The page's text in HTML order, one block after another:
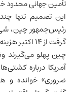
تأمین جهانی محدود
این تصمیم تنها
رئیس‌جمهور چین،
گرفت از ۱۴
چین پهلو می‌گیرند
آمریکا درباره
ضروری» خوانده و